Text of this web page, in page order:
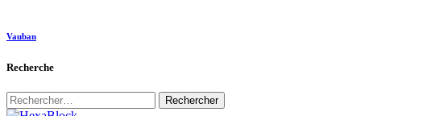
Vauban
Recherche
Rechercher :